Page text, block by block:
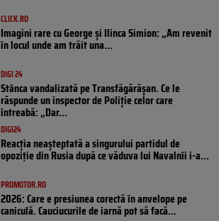
CLICK.RO
Imagini rare cu George și Ilinca Simion: „Am revenit
în locul unde am trăit una...
DIGI 24
Stânca vandalizată pe Transfăgărășan. Ce le
răspunde un inspector de Poliție celor care
întreabă: „Dar...
DIGI24
Reacția neașteptată a singurului partidul de
opoziţie din Rusia după ce văduva lui Navalnîi i-a...
PROMOTOR.RO
2026: Care e presiunea corectă în anvelope pe
caniculă. Cauciucurile de iarnă pot să facă...